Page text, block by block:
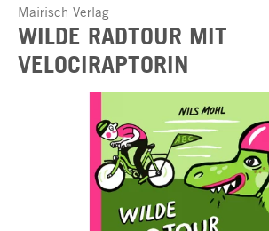
Mairisch Verlag
WILDE RADTOUR MIT
VELOCIRAPTORIN